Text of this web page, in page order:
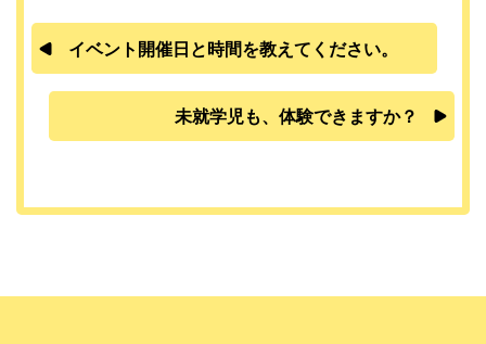
イベント開催日と時間を教えてください。
未就学児も、体験できますか？